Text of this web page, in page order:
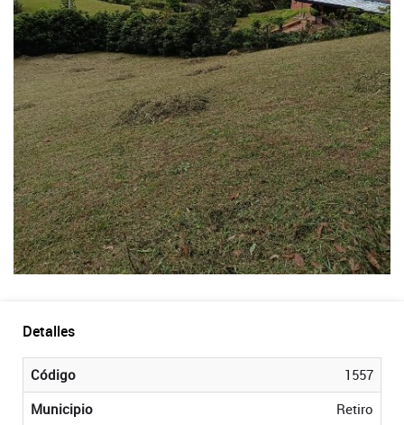
Detalles
Código
1557
Municipio
Retiro